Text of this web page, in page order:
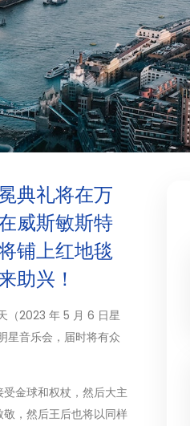
典礼将在万
威斯敏斯特
铺上红地毯
助兴！
（2023 年 5 月 6 日星
星音乐会，届时将有众
金球和权杖，然后大主
，然后王后也将以同样